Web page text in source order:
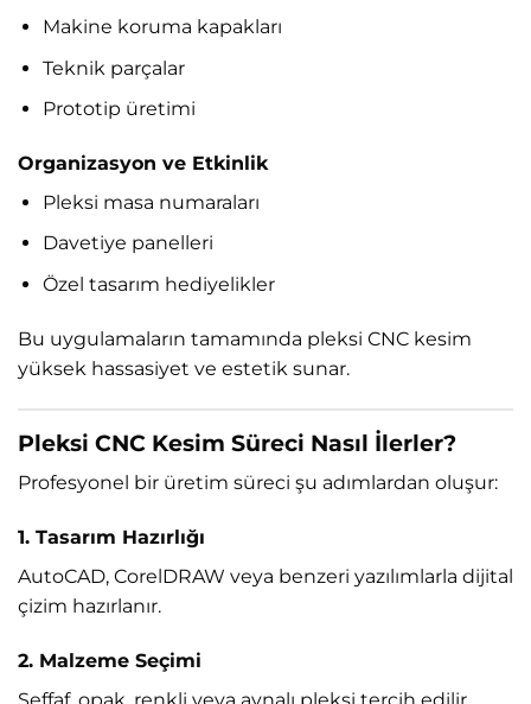
Makine koruma kapakları
Teknik parçalar
Prototip üretimi
Organizasyon ve Etkinlik
Pleksi masa numaraları
Davetiye panelleri
Özel tasarım hediyelikler
Bu uygulamaların tamamında pleksi CNC kesim
yüksek hassasiyet ve estetik sunar.
Pleksi CNC Kesim Süreci Nasıl İlerler?
Profesyonel bir üretim süreci şu adımlardan oluşur:
1. Tasarım Hazırlığı
AutoCAD, CorelDRAW veya benzeri yazılımlarla dijital
çizim hazırlanır.
2. Malzeme Seçimi